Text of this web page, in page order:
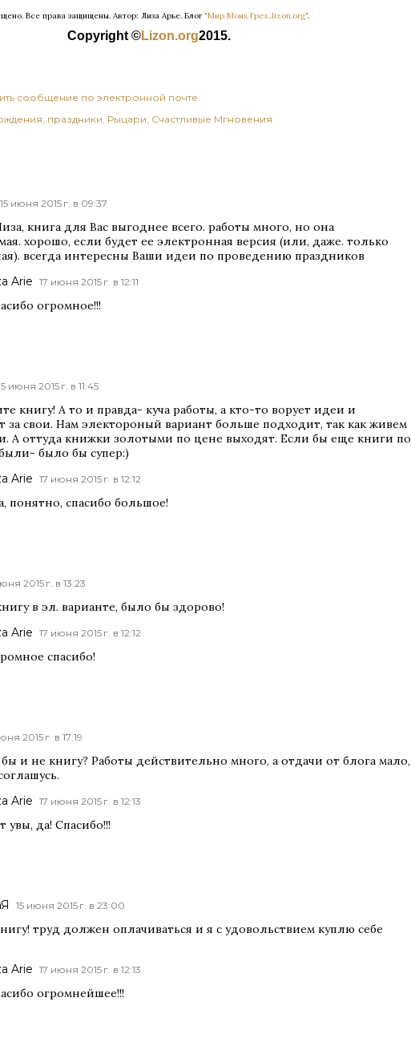
Все права защищены. Автор: Лиза Арье. Блог "Мир Моих Грез...lizon.org".
Copyright ©Lizon.org2015.
сообщение по электронной почте
праздники Рыцари Счастливые Мгновения
15 июня 2015 г. в 09:37
книга для Вас выгоднее всего. работы много, но она
хорошо, если будет ее электронная версия (или, даже. только
всегда интересны Ваши идеи по проведению праздников
Arie 17 июня 2015 г. в 12:11
огромное!!!
июня 2015 г. в 11:45
книгу! А то и правда- куча работы, а кто-то ворует идеи и
за свои. Нам электороный вариант больше подходит, так как живем
А оттуда книжки золотыми по цене выходят. Если бы еще книги по
было бы супер:)
Arie 17 июня 2015 г. в 12:12
понятно, спасибо большое!
2015 г. в 13:23
в эл. варианте, было бы здорово!
Arie 17 июня 2015 г. в 12:12
спасибо!
2015 г. в 17:19
и не книгу? Работы действительно много, а отдачи от блога мало,
Arie 17 июня 2015 г. в 12:13
увы, да! Спасибо!!!
15 июня 2015 г. в 23:00
труд должен оплачиваться и я с удовольствием куплю себе
Arie 17 июня 2015 г. в 12:13
огромнейшее!!!